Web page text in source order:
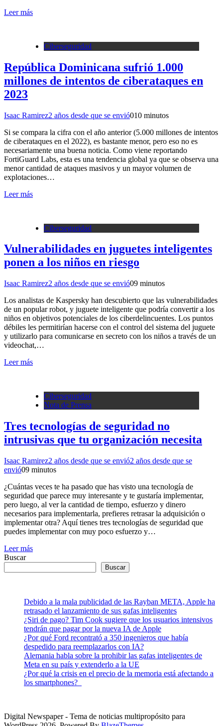
Leer más
Ciberseguridad
República Dominicana sufrió 1.000
millones de intentos de ciberataques en
2023
Isaac Ramirez2 años desde que se envió010 minutos
Si se compara la cifra con el año anterior (5.000 millones de intentos
de ciberataques en el 2022), es bastante menor, pero eso no es
necesariamente una buena noticia. Como viene reportando
FortiGuard Labs, esta es una tendencia global ya que se observa una
menor cantidad de ataques masivos y un mayor volumen de
explotaciones…
Leer más
Ciberseguridad
Vulnerabilidades en juguetes inteligentes
ponen a los niños en riesgo
Isaac Ramirez2 años desde que se envió09 minutos
Los analistas de Kaspersky han descubierto que las vulnerabilidades
de un popular robot, y juguete inteligente que podría convertir a los
niños en objetivos potenciales de los ciberdelincuentes. Los puntos
débiles les permitirían hacerse con el control del sistema del juguete
y utilizarlo para comunicarse en secreto con los niños a través de un
videochat,…
Leer más
Ciberseguridad
Nota de Prensa
Tres tecnologías de seguridad no
intrusivas que tu organización necesita
Isaac Ramirez2 años desde que se envió2 años desde que se
envió09 minutos
¿Cuántas veces te ha pasado que has visto una tecnología de
seguridad que parece muy interesante y te gustaría implementar,
pero luego, al ver la cantidad de tiempo, esfuerzo y dinero
necesarios para implementarla, prefieres retrasar la adquisición o
implementar otra? Aquí tienes tres tecnologías de seguridad que
puedes implementar con muy poco esfuerzo y…
Leer más
Buscar
Buscar
Debido a la mala publicidad de las Rayban META, Apple ha
retrasado el lanzamiento de sus gafas inteligentes
¿Siri de pago? Tim Cook sugiere que los usuarios intensivos
tendrán que pagar por la nueva IA de Apple
¿Por qué Ford recontrató a 350 ingenieros que había
despedido para reemplazarlos con IA?
Alemania habla sobre la prohibir las gafas inteligentes de
Meta en su país y extenderlo a la UE
¿Por qué la crisis en el precio de la memoria está afectando a
los smartphones?
Digital Newspaper - Tema de noticias multipropósito para